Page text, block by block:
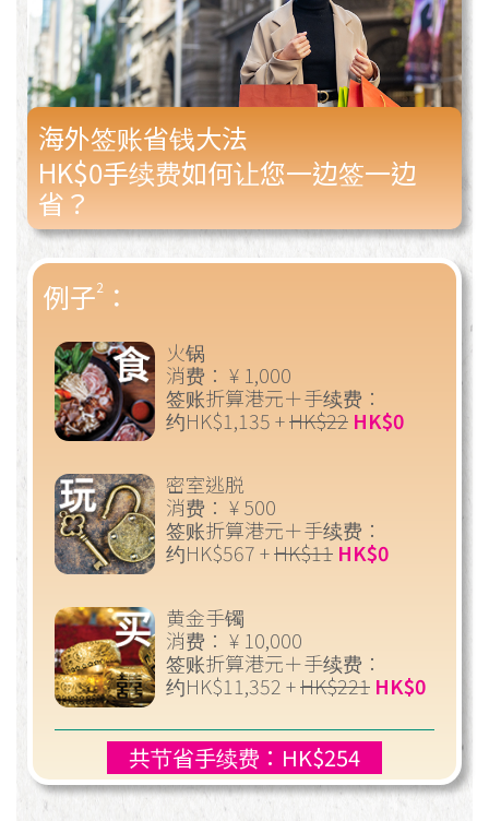
海外签账省钱大法
HK$0手续费如何让您一边签一边
省？
例子2 ：
火锅
消费： ¥ 1,000
签账折算港元＋手续费：
约HK$1,135 +HK$22 HK$0
密室逃脱
消费： ¥ 500
签账折算港元＋手续费：
约HK$567 +HK$11 HK$0
黄金手镯
消费： ¥ 10,000
签账折算港元＋手续费：
约HK$11,352 +HK$221 HK$0
共节省手续费：HK$254